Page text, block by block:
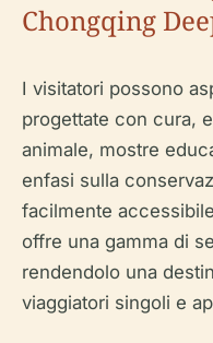
Chongqing
I visitatori possono
progettate con cura,
animale, mostre
enfasi sulla
facilmente
offre una gamma di
rendendolo una
viaggiatori singoli e